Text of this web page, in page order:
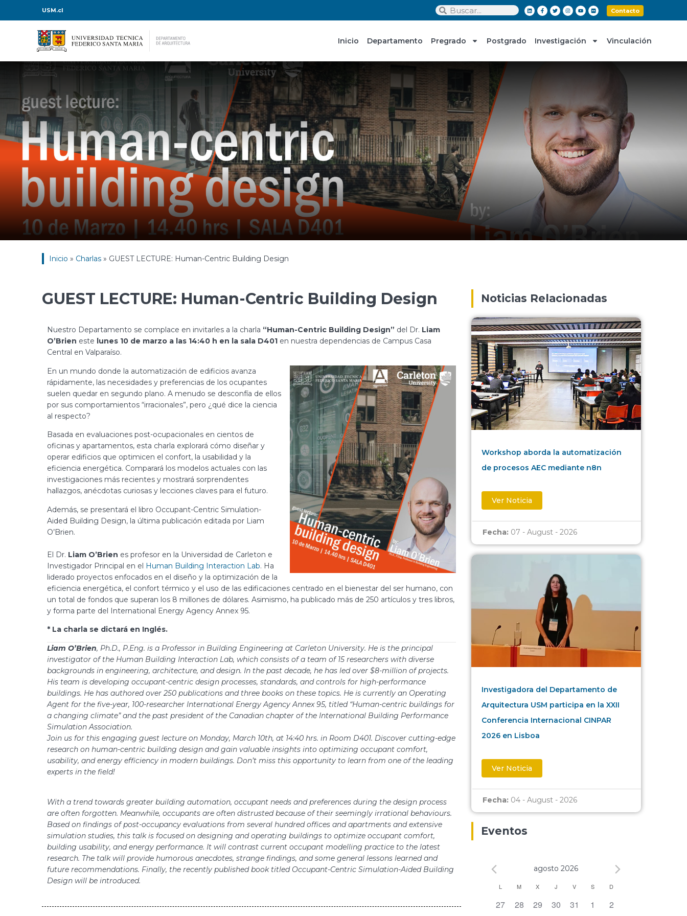
USM.cl Contacto
Inicio Departamento Pregrado Postgrado Investigación Vinculación
Inicio » Charlas » GUEST LECTURE: Human-Centric Building Design
GUEST LECTURE: Human-Centric Building Design
Nuestro Departamento se complace en invitarles a la charla “Human-Centric Building Design” del Dr. Liam
O’Brien este lunes 10 de marzo a las 14:40 h en la sala D401 en nuestra dependencias de Campus Casa
Central en Valparaíso.
En un mundo donde la automatización de edificios avanza
rápidamente, las necesidades y preferencias de los ocupantes
suelen quedar en segundo plano. A menudo se desconfía de ellos
por sus comportamientos “irracionales”, pero ¿qué dice la ciencia
al respecto?
Basada en evaluaciones post-ocupacionales en cientos de
oficinas y apartamentos, esta charla explorará cómo diseñar y
operar edificios que optimicen el confort, la usabilidad y la
eficiencia energética. Comparará los modelos actuales con las
investigaciones más recientes y mostrará sorprendentes
hallazgos, anécdotas curiosas y lecciones claves para el futuro.
Además, se presentará el libro Occupant-Centric Simulation-
Aided Building Design, la última publicación editada por Liam
O’Brien.
El Dr. Liam O’Brien es profesor en la Universidad de Carleton e
Investigador Principal en el Human Building Interaction Lab. Ha
liderado proyectos enfocados en el diseño y la optimización de la
eficiencia energética, el confort térmico y el uso de las edificaciones centrado en el bienestar del ser humano, con
un total de fondos que superan los 8 millones de dólares. Asimismo, ha publicado más de 250 artículos y tres libros,
y forma parte del International Energy Agency Annex 95.
* La charla se dictará en Inglés.
Liam O’Brien, Ph.D., P.Eng. is a Professor in Building Engineering at Carleton University. He is the principal
investigator of the Human Building Interaction Lab, which consists of a team of 15 researchers with diverse
backgrounds in engineering, architecture, and design. In the past decade, he has led over $8-million of projects.
His team is developing occupant-centric design processes, standards, and controls for high-performance
buildings. He has authored over 250 publications and three books on these topics. He is currently an Operating
Agent for the five-year, 100-researcher International Energy Agency Annex 95, titled “Human-centric buildings for
a changing climate” and the past president of the Canadian chapter of the International Building Performance
Simulation Association.
Join us for this engaging guest lecture on Monday, March 10th, at 14:40 hrs. in Room D401. Discover cutting-edge
research on human-centric building design and gain valuable insights into optimizing occupant comfort,
usability, and energy efficiency in modern buildings. Don’t miss this opportunity to learn from one of the leading
experts in the field!
With a trend towards greater building automation, occupant needs and preferences during the design process
are often forgotten. Meanwhile, occupants are often distrusted because of their seemingly irrational behaviours.
Based on findings of post-occupancy evaluations from several hundred offices and apartments and extensive
simulation studies, this talk is focused on designing and operating buildings to optimize occupant comfort,
building usability, and energy performance. It will contrast current occupant modelling practice to the latest
research. The talk will provide humorous anecdotes, strange findings, and some general lessons learned and
future recommendations. Finally, the recently published book titled Occupant-Centric Simulation-Aided Building
Design will be introduced.
Noticias Relacionadas
Workshop aborda la automatización
de procesos AEC mediante n8n
Ver Noticia
Fecha: 07 - August - 2026
Investigadora del Departamento de
Arquitectura USM participa en la XXII
Conferencia Internacional CINPAR
2026 en Lisboa
Ver Noticia
Fecha: 04 - August - 2026
Eventos
agosto 2026
Calendario
de
L M X J V S D
0 eventos,
27 0 eventos,
28 0 eventos,
29 0 eventos,
30 0 eventos,
31 0 eventos,
1 0 eventos,
2